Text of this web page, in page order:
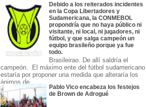
Debido a los reiterados incidentes
en la Copa Libertadores y
Sudamericana, la CONMEBOL
propondría que no haya público ni
visitante, ni local, ni jugadores, ni
fútbol, y que salga campeón un
equipo brasileño porque ya fue
todo.
Brasileirao. De allí saldría el
campeón. El máximo ente del fútbol sudamericano
estaría por proponer una medida que alteraría los
ánimos de...
Pablo Vico encabeza los festejos
de Brown de Adrogué